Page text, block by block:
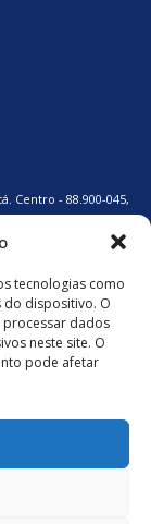
tecnologias como
do dispositivo. O
processar dados
neste site. O
pode afetar
Centro - 88.900-045,